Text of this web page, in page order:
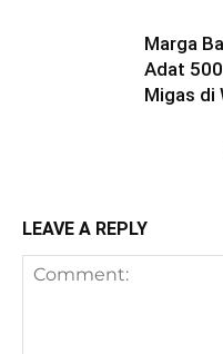
Marga
Adat
Migas di
LEAVE A REPLY